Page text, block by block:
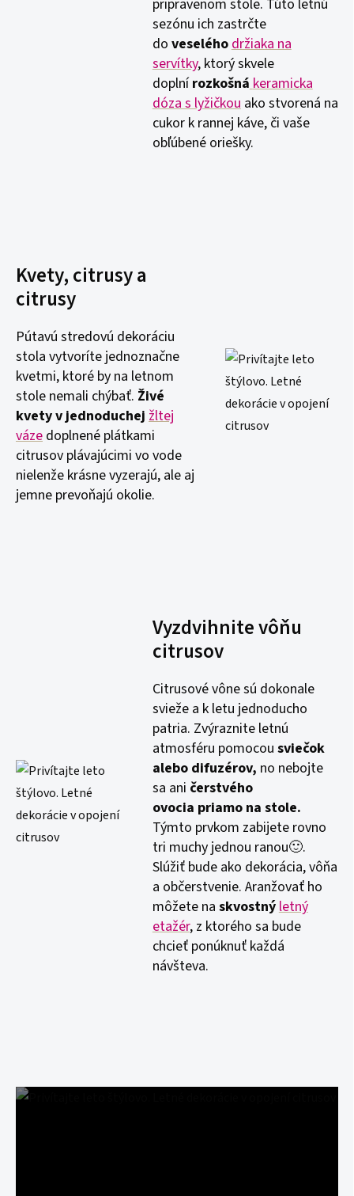
pripravenom stole. Túto letnú
sezónu ich zastrčte
do veseléhodržiaka na
servítky, ktorý skvele
doplnírozkošnákeramicka
dóza s lyžičkouako stvorená na
cukor k rannej káve, či vaše
obľúbené oriešky.
Kvety, citrusy a
citrusy
Pútavú stredovú dekoráciu
stola vytvoríte jednoznačne
kvetmi, ktoré by na letnom
stole nemali chýbať. Živé
kvety v jednoduchej žltej
váze doplnené plátkami
citrusov plávajúcimi vo vode
nielenže krásne vyzerajú, ale aj
jemne prevoňajú okolie.
Vyzdvihnite vôňu
citrusov
Citrusové vône sú dokonale
svieže a k letu jednoducho
patria. Zvýraznite letnú
atmosféru pomocou sviečok
alebo difuzérov, no nebojte
sa ani čerstvého
ovocia priamo na stole.
Týmto prvkom zabijete rovno
tri muchy jednou ranou🙂.
Slúžiť bude ako dekorácia, vôňa
a občerstvenie. Aranžovať ho
môžete na skvostnýletný
etažér, z ktorého sa bude
chcieť ponúknuť každá
návšteva.